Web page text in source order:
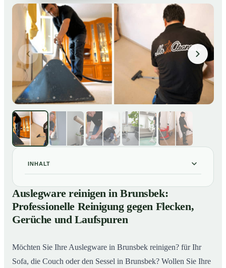
INHALT
01 Auslegware reinigen in Brunsbek: Professionelle
Reinigung gegen Flecken, Gerüche und Laufspuren
02 So wird Auslegware in Brunsbek professionell gereinigt
Auslegware reinigen in Brunsbek:
Professionelle Reinigung gegen Flecken,
Gerüche und Laufspuren
Möchten Sie Ihre Auslegware in Brunsbek reinigen? für Ihr
Sofa, die Couch oder den Sessel in Brunsbek? Wollen Sie Ihre